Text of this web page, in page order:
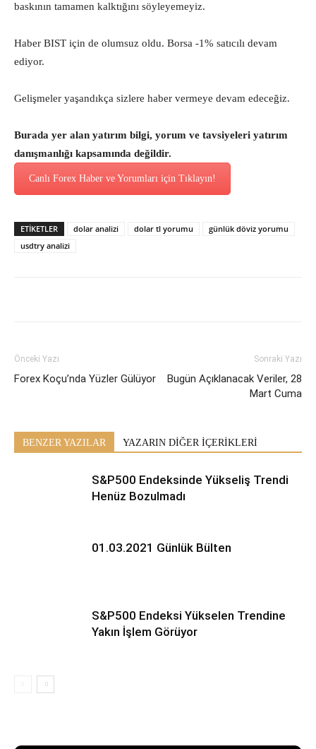
baskının tamamen kalktığını söyleyemeyiz.
Haber BIST için de olumsuz oldu. Borsa -1% satıcılı devam
ediyor.
Gelişmeler yaşandıkça sizlere haber vermeye devam edeceğiz.
Burada yer alan yatırım bilgi, yorum ve tavsiyeleri yatırım
danışmanlığı kapsamında değildir.
Canlı Forex Haber ve Yorumları için Tıklayın!
ETİKETLER dolar analizi dolar tl yorumu
günlük döviz yorumu
usdtry analizi
Önceki Yazı
Forex Koçu’nda Yüzler Gülüyor
Sonraki Yazı
Bugün Açıklanacak Veriler, 28
Mart Cuma
BENZER YAZILAR YAZARIN DİĞER İÇERİKLERİ
S&P500 Endeksinde Yükseliş Trendi
Henüz Bozulmadı
01.03.2021 Günlük Bülten
S&P500 Endeksi Yükselen Trendine
Yakın İşlem Görüyor